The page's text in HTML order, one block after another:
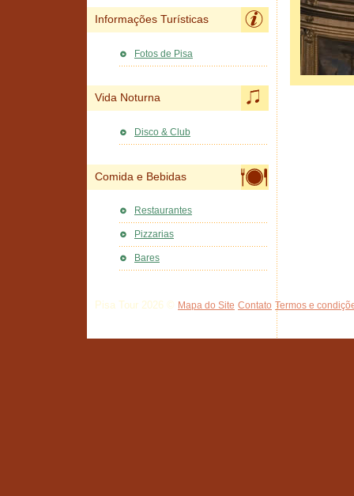
Informações Turísticas
Fotos de Pisa
Vida Noturna
Disco & Club
Comida e Bebidas
Restaurantes
Pizzarias
Bares
Pisa Tour 2026 © Mapa do Site Contato Termos e